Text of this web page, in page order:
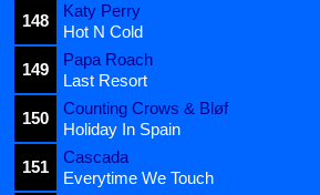
148
Katy Perry
Hot N Cold
149
Papa Roach
Last Resort
150
Counting Crows & Bløf
Holiday In Spain
151
Cascada
Everytime We Touch